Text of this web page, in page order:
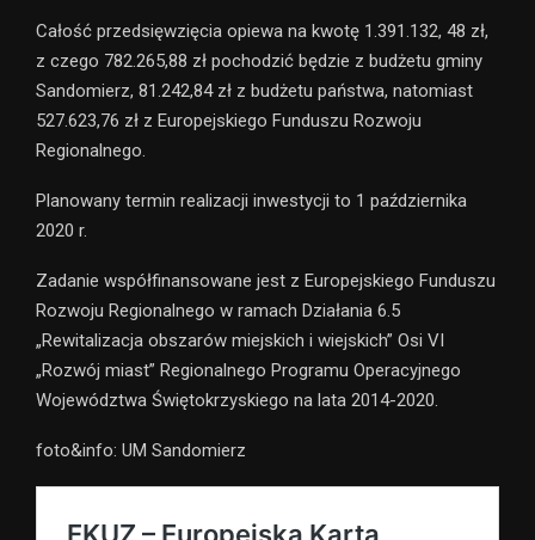
Całość przedsięwzięcia opiewa na kwotę 1.391.132, 48 zł,
z czego 782.265,88 zł pochodzić będzie z budżetu gminy
Sandomierz, 81.242,84 zł z budżetu państwa, natomiast
527.623,76 zł z Europejskiego Funduszu Rozwoju
Regionalnego.
Planowany termin realizacji inwestycji to 1 października
2020 r.
Zadanie współfinansowane jest z Europejskiego Funduszu
Rozwoju Regionalnego w ramach Działania 6.5
„Rewitalizacja obszarów miejskich i wiejskich” Osi VI
„Rozwój miast” Regionalnego Programu Operacyjnego
Województwa Świętokrzyskiego na lata 2014-2020.
foto&info: UM Sandomierz